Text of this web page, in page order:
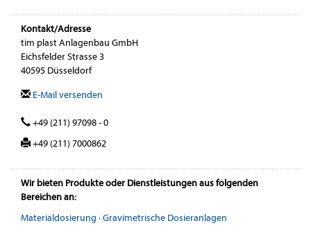
Kontakt/Adresse
tim plast Anlagenbau GmbH
Eichsfelder Strasse 3
40595 Düsseldorf
E-Mail versenden
+49 (211) 97098 - 0
+49 (211) 7000862
Wir bieten Produkte oder Dienstleistungen aus folgenden
Bereichen an:
Materialdosierung ·Gravimetrische Dosieranlagen